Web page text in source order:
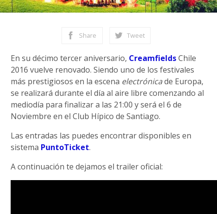
Share Tweet
En su décimo tercer aniversario, CreamfieldsChile
2016 vuelve renovado. Siendo uno de los festivales
más prestigiosos en la escena electrónicade Europa,
se realizará durante el día al aire libre comenzando al
mediodía para finalizar a las 21:00 y será el 6 de
Noviembre en el Club Hípico de Santiago.
Las entradas las puedes encontrar disponibles en
sistema PuntoTicket.
A continuación te dejamos el trailer oficial: